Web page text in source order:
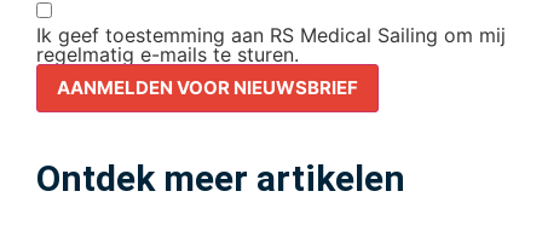
Ik geef toestemming aan RS Medical Sailing om mij
regelmatig e-mails te sturen.
AANMELDEN VOOR NIEUWSBRIEF
Ontdek meer artikelen